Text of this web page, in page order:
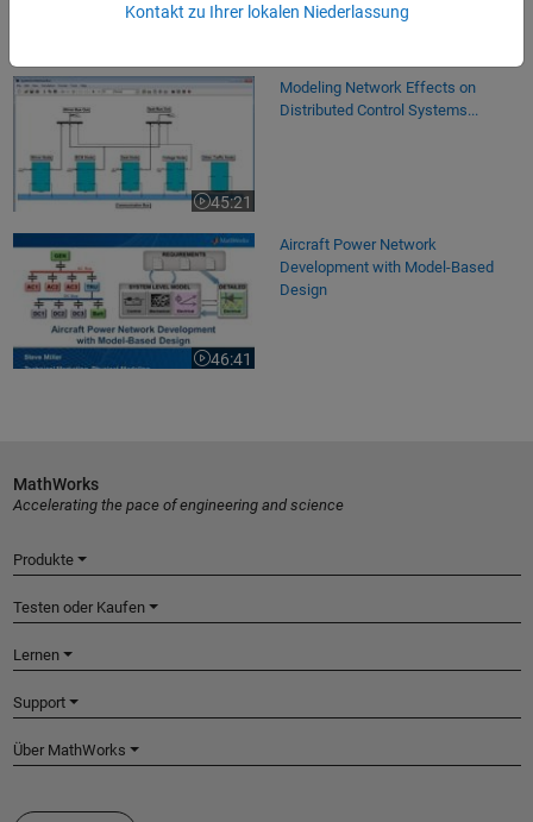
45:21
Video length is 45:21
Modeling Network Effects on
Distributed Control Systems...
46:41
Video length is 46:41
Aircraft Power Network
Development with Model-Based
Design
Kontakt zu Ihrer lokalen Niederlassung
MathWorks
Accelerating the pace of engineering and science
Produkte
Testen oder Kaufen
Lernen
Support
Über MathWorks